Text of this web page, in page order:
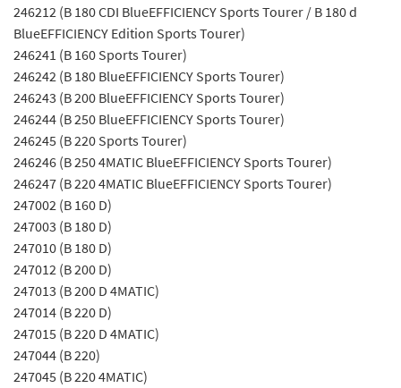
246212 (B 180 CDI BlueEFFICIENCY Sports Tourer / B 180 d
BlueEFFICIENCY Edition Sports Tourer)
246241 (B 160 Sports Tourer)
246242 (B 180 BlueEFFICIENCY Sports Tourer)
246243 (B 200 BlueEFFICIENCY Sports Tourer)
246244 (B 250 BlueEFFICIENCY Sports Tourer)
246245 (B 220 Sports Tourer)
246246 (B 250 4MATIC BlueEFFICIENCY Sports Tourer)
246247 (B 220 4MATIC BlueEFFICIENCY Sports Tourer)
247002 (B 160 D)
247003 (B 180 D)
247010 (B 180 D)
247012 (B 200 D)
247013 (B 200 D 4MATIC)
247014 (B 220 D)
247015 (B 220 D 4MATIC)
247044 (B 220)
247045 (B 220 4MATIC)